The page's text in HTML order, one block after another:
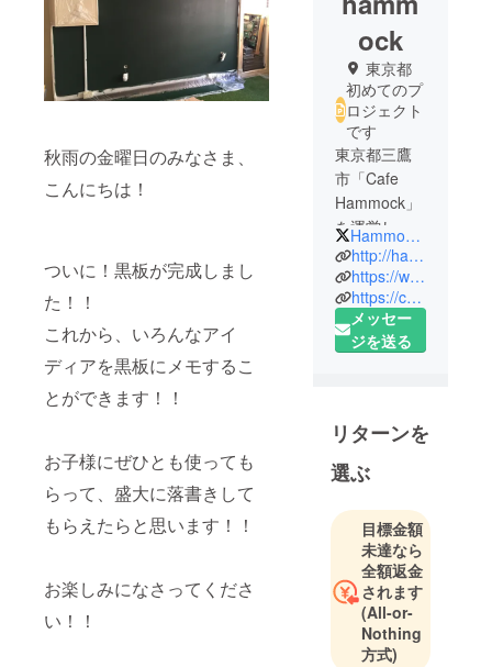
秋雨の金曜日のみなさま、
こんにちは！
ついに！黒板が完成しまし
た！！
これから、いろんなアイ
ディアを黒板にメモするこ
とができます！！
お子様にぜひとも使っても
らって、盛大に落書きして
もらえたらと思います！！
お楽しみになさってくださ
い！！
ock
東京都
初めてのプ
ロジェクト
です
東京都三鷹
市「Cafe
Hammock」
を運営して
います。
2015年：ク
ラウドファ
ンディング
を実施、リ
実施しまし
た。
https://camp-
s/view/2701
HammockMitaka
http://hammock-mitaka.com
https://www.facebook.com/hammmmock
https://camp-fire.jp/projects/view/2701
メッセー
ジを送る
リターンを
選ぶ
目標金額
未達なら
全額返金
されます
(All-or-
Nothing
方式)